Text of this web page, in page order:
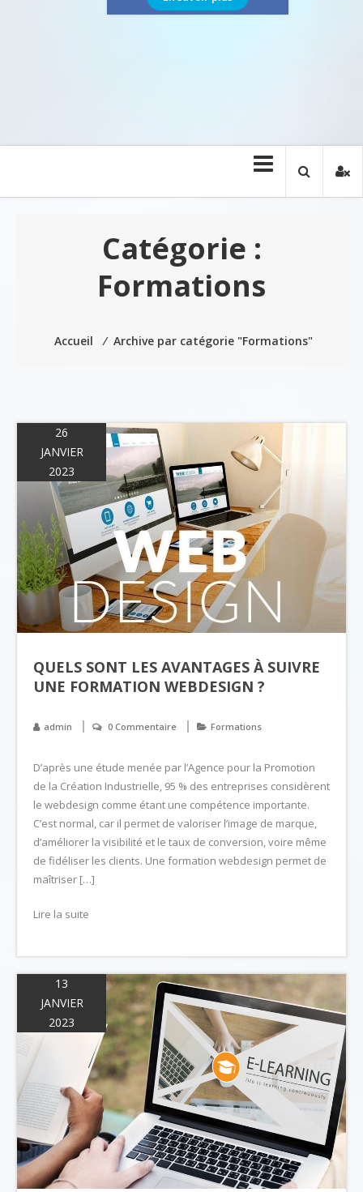
Catégorie :
Formations
Accueil ⁄ Archive par catégorie "Formations"
26
JANVIER
2023
QUELS SONT LES AVANTAGES À SUIVRE
UNE FORMATION WEBDESIGN ?
admin 0 Commentaire Formations
D’après une étude menée par l’Agence pour la Promotion
de la Création Industrielle, 95 % des entreprises considèrent
le webdesign comme étant une compétence importante.
C’est normal, car il permet de valoriser l’image de marque,
d’améliorer la visibilité et le taux de conversion, voire même
de fidéliser les clients. Une formation webdesign permet de
maîtriser […]
Lire la suite
13
JANVIER
2023